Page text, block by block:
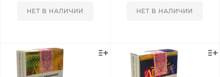
НЕТ В НАЛИЧИИ НЕТ В НАЛИЧИИ